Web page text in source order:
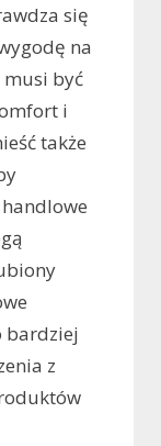
się
na
musi być
i
także
bardziej
z